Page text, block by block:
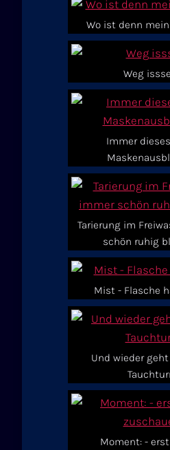
Wo ist denn mein
Weg
Immer
Tarierung im
schön ruhig
Mist - Flasche
Und wieder
Moment: -